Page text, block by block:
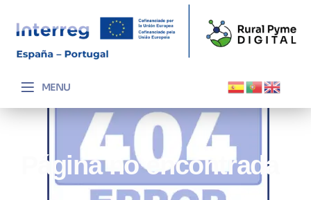
MENU
Página no encontrada